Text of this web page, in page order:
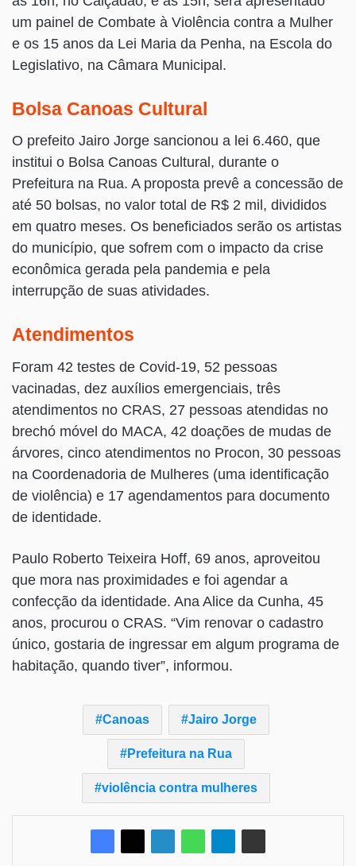
um painel de Combate à Violência contra a Mulher
e os 15 anos da Lei Maria da Penha, na Escola do
Legislativo, na Câmara Municipal.
Bolsa Canoas Cultural
O prefeito Jairo Jorge sancionou a lei 6.460, que
institui o Bolsa Canoas Cultural, durante o
Prefeitura na Rua. A proposta prevê a concessão de
até 50 bolsas, no valor total de R$ 2 mil, divididos
em quatro meses. Os beneficiados serão os artistas
do município, que sofrem com o impacto da crise
econômica gerada pela pandemia e pela
interrupção de suas atividades.
Atendimentos
Foram 42 testes de Covid-19, 52 pessoas
vacinadas, dez auxílios emergenciais, três
atendimentos no CRAS, 27 pessoas atendidas no
brechó móvel do MACA, 42 doações de mudas de
árvores, cinco atendimentos no Procon, 30 pessoas
na Coordenadoria de Mulheres (uma identificação
de violência) e 17 agendamentos para documento
de identidade.
Paulo Roberto Teixeira Hoff, 69 anos, aproveitou
que mora nas proximidades e foi agendar a
confecção da identidade. Ana Alice da Cunha, 45
anos, procurou o CRAS. “Vim renovar o cadastro
único, gostaria de ingressar em algum programa de
habitação, quando tiver”, informou.
Canoas Jairo Jorge
Prefeitura na Rua
violência contra mulheres